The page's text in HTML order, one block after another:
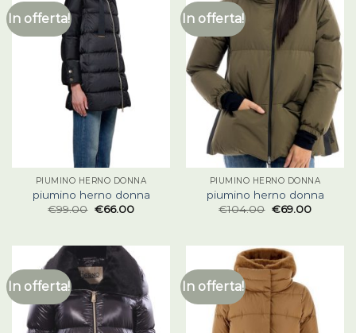
In offerta!
PIUMINO HERNO DONNA
piumino herno donna
€99.00 €66.00
In offerta!
PIUMINO HERNO DONNA
piumino herno donna
€104.00 €69.00
In offerta! In offerta!